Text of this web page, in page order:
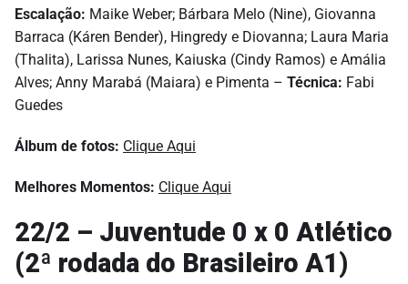
Escalação: Maike Weber; Bárbara Melo (Nine), Giovanna
Barraca (Káren Bender), Hingredy e Diovanna; Laura Maria
(Thalita), Larissa Nunes, Kaiuska (Cindy Ramos) e Amália
Alves; Anny Marabá (Maiara) e Pimenta – Técnica: Fabi
Guedes
Álbum de fotos: Clique Aqui
Melhores Momentos: Clique Aqui
22/2 – Juventude 0 x 0 Atlético
(2ª rodada do Brasileiro A1)